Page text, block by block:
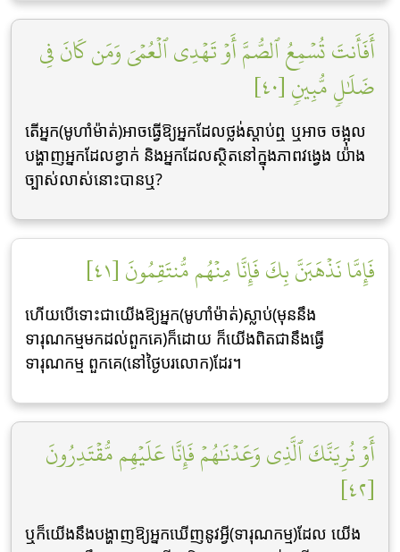
أَفَأَنتَ تُسۡمِعُ ٱلصُّمَّ أَوۡ تَهۡدِي ٱلۡعُمۡيَ وَمَن كَانَ فِي
ضَلَٰلٖ مُّبِينٖ [٤٠]
តើអ្នក(មូហាំម៉ាត់)អាចធ្វើឱ្យអ្នកដែលថ្លង់ស្ដាប់ឮ ឬអាច ចង្អុល
បង្ហាញអ្នកដែលខ្វាក់ និងអ្នកដែលស្ថិតនៅក្នុងភាពវងេ្វង យ៉ាង
ច្បាស់លាស់នោះបានឬ?
فَإِمَّا نَذۡهَبَنَّ بِكَ فَإِنَّا مِنۡهُم مُّنتَقِمُونَ [٤١]
ហើយបើទោះជាយើងឱ្យអ្នក(មូហាំម៉ាត់)ស្លាប់(មុននឹង
ទារុណកម្មមកដល់ពួកគេ)ក៏ដោយ ក៏យើងពិតជានឹងធ្វើ
ទារុណកម្ម ពួកគេ(នៅថ្ងៃបរលោក)ដែរ។
أَوۡ نُرِيَنَّكَ ٱلَّذِي وَعَدۡنَٰهُمۡ فَإِنَّا عَلَيۡهِم مُّقۡتَدِرُونَ
[٤٢]
ឬក៏យើងនឹងបង្ហាញឱ្យអ្នកឃើញនូវអ្វី(ទារុណកម្ម)ដែល យើង